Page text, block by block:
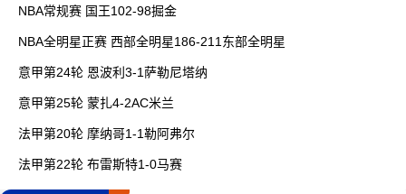
NBA常规赛 国王102-98掘金
NBA全明星正赛 西部全明星186-211东部全明星
意甲第24轮 恩波利3-1萨勒尼塔纳
意甲第25轮 蒙扎4-2AC米兰
法甲第20轮 摩纳哥1-1勒阿弗尔
法甲第22轮 布雷斯特1-0马赛